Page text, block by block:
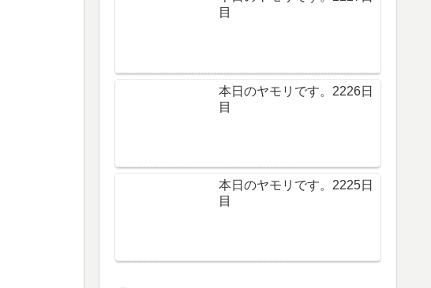
目
本日のヤモリです。2226日
目
本日のヤモリです。2225日
目